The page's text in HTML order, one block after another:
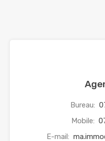
Bureau:
Mobile:
E-mail: